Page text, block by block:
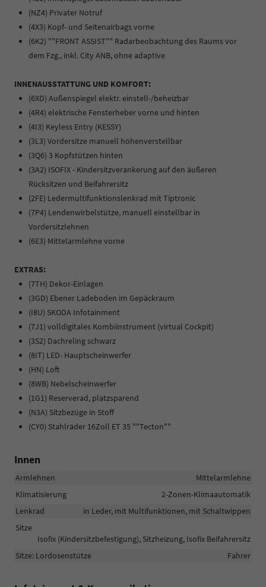
(NZ4) Privater Notruf
(4X3) Kopf- und Seitenairbags vorne
(6K2) ""FRONT ASSIST"" Radarbeobachtung des Raums vor
dem Fzg., inkl. City ANB, ohne adaptive
INNENAUSSTATTUNG UND KOMFORT:
(6XD) Außenspiegel elektr. einstell-/beheizbar
(4R4) elektrische Fensterheber vorne und hinten
(4I3) Keyless Entry (KESSY)
(3L3) Vordersitze manuell höhenverstellbar
(3Q6) 3 Kopfstützen hinten
(3A2) ISOFIX - Kindersitzverankerung auf den äußeren
Rücksitzen und Beifahrersitz
(2FE) Ledermultifunktionslenkrad mit Tiptronic
(7P4) Lendenwirbelstütze, manuell einstellbar in
Vordersitzlehnen
(6E3) Mittelarmlehne vorne
EXTRAS:
(7TH) Dekor-Einlagen
(3GD) Ebener Ladeboden im Gepäckraum
(I8U) SKODA Infotainment
(7J1) volldigitales Kombiinstrument (virtual Cockpit)
(3S2) Dachreling schwarz
(8IT) LED- Hauptscheinwerfer
(HN) Loft
(8WB) Nebelscheinwerfer
(1G1) Reserverad, platzsparend
(N3A) Sitzbezüge in Stoff
(CY0) Stahlräder 16Zoll ET 35 ""Tecton""
Innen
Armlehnen
Mittelarmlehne
Klimatisierung
2-Zonen-Klimaautomatik
Lenkrad
in Leder, mit Multifunktionen, mit Schaltwippen
Sitze
Isofix (Kindersitzbefestigung), Sitzheizung, Isofix Beifahrersitz
Sitze: Lordosenstütze
Fahrer